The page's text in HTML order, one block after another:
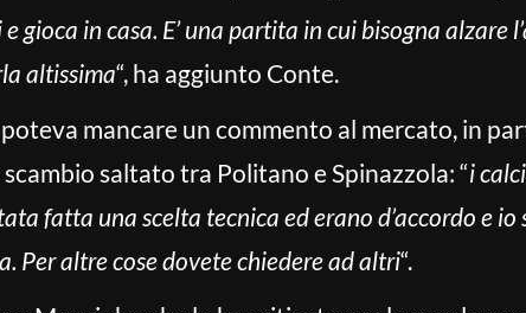
gioca in casa. E’ una partita in cui bisogna alzare
altissima“, ha aggiunto Conte.
mancare un commento al mercato, in
saltato tra Politano e Spinazzola: “i
fatta una scelta tecnica ed erano d’accordo e io
Per altre cose dovete chiedere ad altri“.